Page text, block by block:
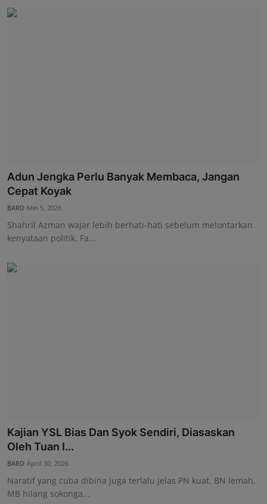
Adun Jengka Perlu Banyak Membaca, Jangan
Cepat Koyak
BARD Mei 5, 2026
Shahril Azman wajar lebih berhati-hati sebelum melontarkan
kenyataan politik. Fa...
Kajian YSL Bias Dan Syok Sendiri, Diasaskan
Oleh Tuan I...
BARD April 30, 2026
Naratif yang cuba dibina juga terlalu jelas PN kuat, BN lemah,
MB hilang sokonga...